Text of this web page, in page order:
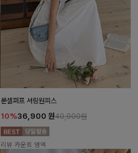
룬셀퍼프 셔링원피스
10%36,900 원40,900원
리뷰 카운트 영역